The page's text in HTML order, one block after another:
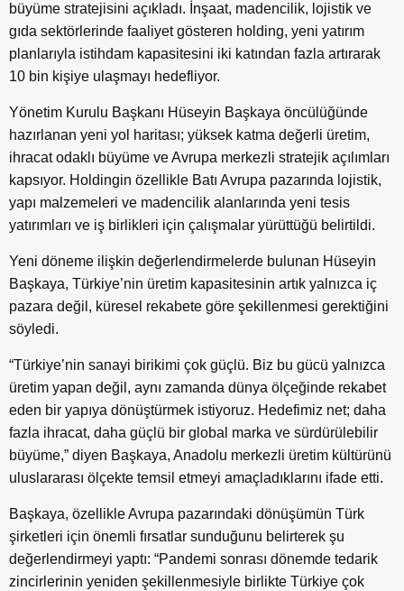
büyüme stratejisini açıkladı. İnşaat, madencilik, lojistik ve
gıda sektörlerinde faaliyet gösteren holding, yeni yatırım
planlarıyla istihdam kapasitesini iki katından fazla artırarak
10 bin kişiye ulaşmayı hedefliyor.
Yönetim Kurulu Başkanı Hüseyin Başkaya öncülüğünde
hazırlanan yeni yol haritası; yüksek katma değerli üretim,
ihracat odaklı büyüme ve Avrupa merkezli stratejik açılımları
kapsıyor. Holdingin özellikle Batı Avrupa pazarında lojistik,
yapı malzemeleri ve madencilik alanlarında yeni tesis
yatırımları ve iş birlikleri için çalışmalar yürüttüğü belirtildi.
Yeni döneme ilişkin değerlendirmelerde bulunan Hüseyin
Başkaya, Türkiye’nin üretim kapasitesinin artık yalnızca iç
pazara değil, küresel rekabete göre şekillenmesi gerektiğini
söyledi.
“Türkiye’nin sanayi birikimi çok güçlü. Biz bu gücü yalnızca
üretim yapan değil, aynı zamanda dünya ölçeğinde rekabet
eden bir yapıya dönüştürmek istiyoruz. Hedefimiz net; daha
fazla ihracat, daha güçlü bir global marka ve sürdürülebilir
büyüme,” diyen Başkaya, Anadolu merkezli üretim kültürünü
uluslararası ölçekte temsil etmeyi amaçladıklarını ifade etti.
Başkaya, özellikle Avrupa pazarındaki dönüşümün Türk
şirketleri için önemli fırsatlar sunduğunu belirterek şu
değerlendirmeyi yaptı: “Pandemi sonrası dönemde tedarik
zincirlerinin yeniden şekillenmesiyle birlikte Türkiye çok